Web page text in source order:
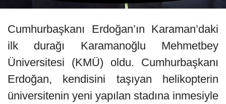
Cumhurbaşkanı Erdoğan’ın Karaman’daki
ilk durağı Karamanoğlu Mehmetbey
Üniversitesi (KMÜ) oldu. Cumhurbaşkanı
Erdoğan, kendisini taşıyan helikopterin
üniversitenin yeni yapılan stadına inmesiyle